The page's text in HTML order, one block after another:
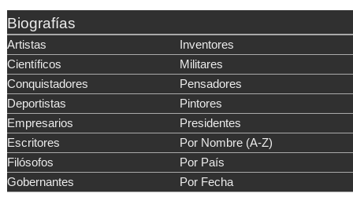
Biografías
Artistas
Inventores
Científicos
Militares
Conquistadores
Pensadores
Deportistas
Pintores
Empresarios
Presidentes
Escritores
Por Nombre (A-Z)
Filósofos
Por País
Gobernantes
Por Fecha